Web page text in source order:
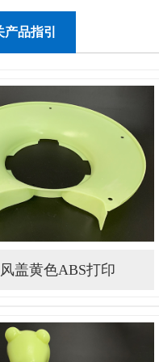
产品指引
盖黄色ABS打印